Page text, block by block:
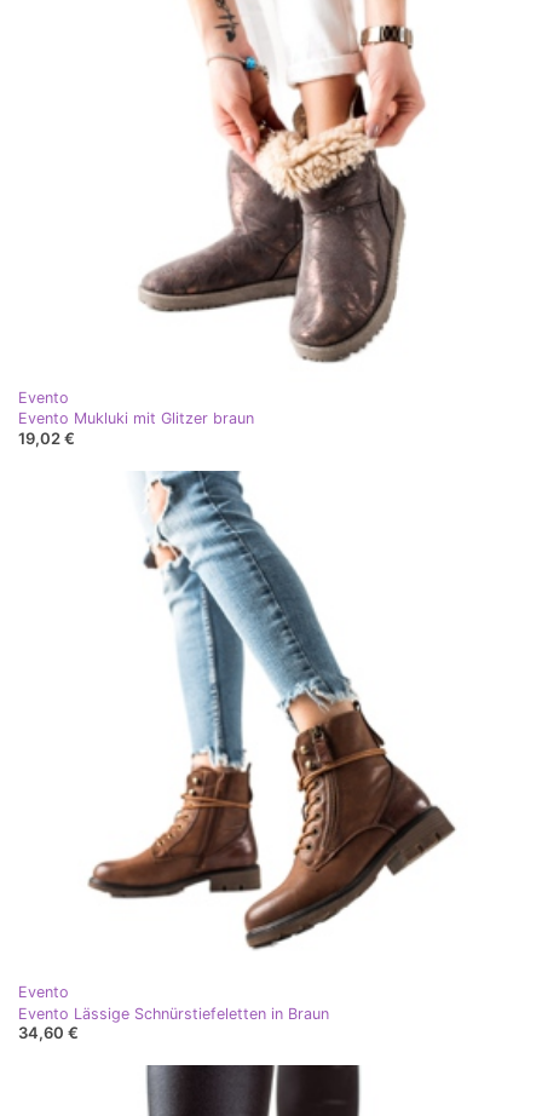
Evento
Evento Mukluki mit Glitzer braun
19,02 €
Evento
Evento Lässige Schnürstiefeletten in Braun
34,60 €